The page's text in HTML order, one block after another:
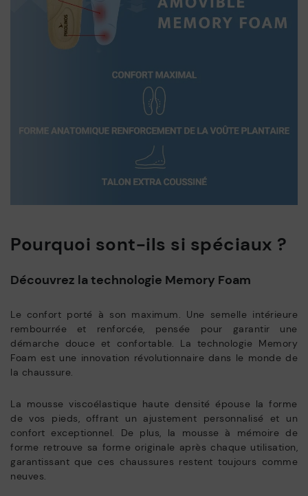
Pourquoi sont-ils si spéciaux ?
Découvrez la technologie Memory Foam
Le confort porté à son maximum. Une semelle intérieure
rembourrée et renforcée, pensée pour garantir une
démarche douce et confortable. La technologie Memory
Foam est une innovation révolutionnaire dans le monde de
la chaussure.
La mousse viscoélastique haute densité épouse la forme
de vos pieds, offrant un ajustement personnalisé et un
confort exceptionnel. De plus, la mousse à mémoire de
forme retrouve sa forme originale après chaque utilisation,
garantissant que ces chaussures restent toujours comme
neuves.